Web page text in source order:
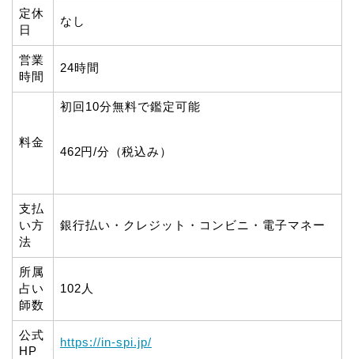
定休
日
なし
営業
時間
24時間
料金
初回10分無料で鑑定可能
462円/分（税込み）
支払
い方
法
銀行払い・クレジット・コンビニ・電子マネー
所属
占い
師数
102人
公式
HP
https://in-spi.jp/